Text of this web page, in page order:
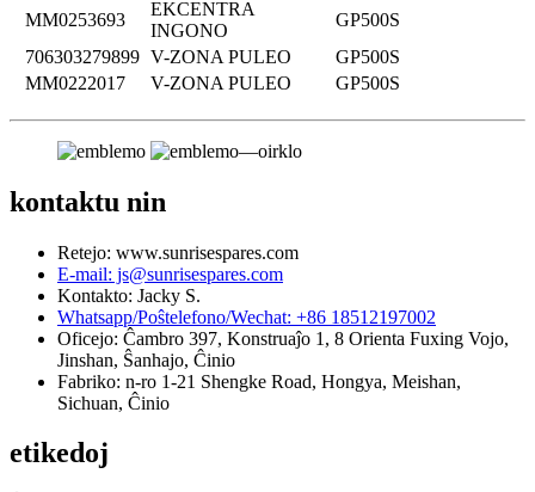
MM0253693
EKCENTRA
INGONO
GP500S
706303279899 V-ZONA PULEO
GP500S
MM0222017
V-ZONA PULEO GP500S
kontaktu nin
Retejo: www.sunrisespares.com
E-mail: js@sunrisespares.com
Kontakto: Jacky S.
Whatsapp/Poŝtelefono/Wechat: +86 18512197002
Oficejo: Ĉambro 397, Konstruaĵo 1, 8 Orienta Fuxing Vojo,
Jinshan, Ŝanhajo, Ĉinio
Fabriko: n-ro 1-21 Shengke Road, Hongya, Meishan,
Sichuan, Ĉinio
etikedoj